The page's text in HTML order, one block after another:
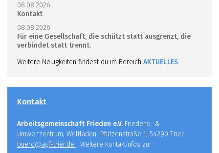
08.08.2026
Kontakt
08.08.2026
Für eine Gesellschaft, die schützt statt ausgrenzt, die
verbindet statt trennt.
Weitere Neuigkeiten findest du im Bereich AKTUELLES
Kontakt
Arbeitsgemeinschaft Frieden e.V. Friedens- &
Umweltzentrum, Weltladen Pfützenstraße 1, 54290 Trier,
buero@agf-trier.de
Weitere Kontaktinfos zu: